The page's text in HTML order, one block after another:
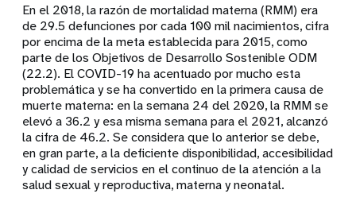
En el 2018, la razón de mortalidad materna (RMM) era
de 29.5 defunciones por cada 100 mil nacimientos, cifra
por encima de la meta establecida para 2015, como
parte de los Objetivos de Desarrollo Sostenible ODM
(22.2). El COVID-19 ha acentuado por mucho esta
problemática y se ha convertido en la primera causa de
muerte materna: en la semana 24 del 2020, la RMM se
elevó a 36.2 y esa misma semana para el 2021, alcanzó
la cifra de 46.2. Se considera que lo anterior se debe,
en gran parte, a la deficiente disponibilidad, accesibilidad
y calidad de servicios en el continuo de la atención a la
salud sexual y reproductiva, materna y neonatal.